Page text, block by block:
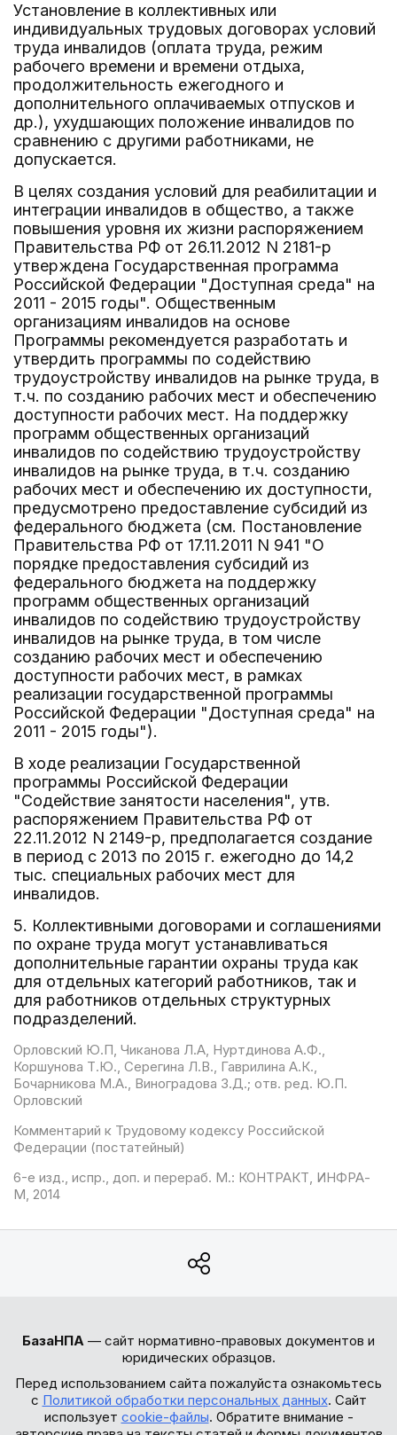
Установление в коллективных или
индивидуальных трудовых договорах условий
труда инвалидов (оплата труда, режим
рабочего времени и времени отдыха,
продолжительность ежегодного и
дополнительного оплачиваемых отпусков и
др.), ухудшающих положение инвалидов по
сравнению с другими работниками, не
допускается.
В целях создания условий для реабилитации и
интеграции инвалидов в общество, а также
повышения уровня их жизни распоряжением
Правительства РФ от 26.11.2012 N 2181-р
утверждена Государственная программа
Российской Федерации "Доступная среда" на
2011 - 2015 годы". Общественным
организациям инвалидов на основе
Программы рекомендуется разработать и
утвердить программы по содействию
трудоустройству инвалидов на рынке труда, в
т.ч. по созданию рабочих мест и обеспечению
доступности рабочих мест. На поддержку
программ общественных организаций
инвалидов по содействию трудоустройству
инвалидов на рынке труда, в т.ч. созданию
рабочих мест и обеспечению их доступности,
предусмотрено предоставление субсидий из
федерального бюджета (см. Постановление
Правительства РФ от 17.11.2011 N 941 "О
порядке предоставления субсидий из
федерального бюджета на поддержку
программ общественных организаций
инвалидов по содействию трудоустройству
инвалидов на рынке труда, в том числе
созданию рабочих мест и обеспечению
доступности рабочих мест, в рамках
реализации государственной программы
Российской Федерации "Доступная среда" на
2011 - 2015 годы").
В ходе реализации Государственной
программы Российской Федерации
"Содействие занятости населения", утв.
распоряжением Правительства РФ от
22.11.2012 N 2149-р, предполагается создание
в период с 2013 по 2015 г. ежегодно до 14,2
тыс. специальных рабочих мест для
инвалидов.
5. Коллективными договорами и соглашениями
по охране труда могут устанавливаться
дополнительные гарантии охраны труда как
для отдельных категорий работников, так и
для работников отдельных структурных
подразделений.
Орловский Ю.П, Чиканова Л.А, Нуртдинова А.Ф.,
Коршунова Т.Ю., Серегина Л.В., Гаврилина А.К.,
Бочарникова М.А., Виноградова З.Д.; отв. ред. Ю.П.
Орловский
Комментарий к Трудовому кодексу Российской
Федерации (постатейный)
6-е изд., испр., доп. и перераб. М.: КОНТРАКТ, ИНФРА-
М, 2014
БазаНПА — сайт нормативно-правовых документов и
юридических образцов.
Перед использованием сайта пожалуйста ознакомьтесь
с Политикой обработки персональных данных. Сайт
использует cookie-файлы. Обратите внимание -